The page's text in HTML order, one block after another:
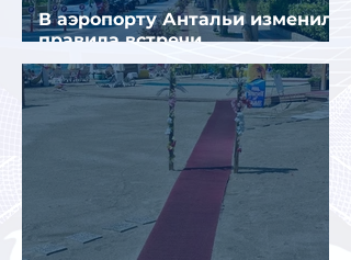
В аэропорту Антальи изменили
правила встречи
организованных туристов